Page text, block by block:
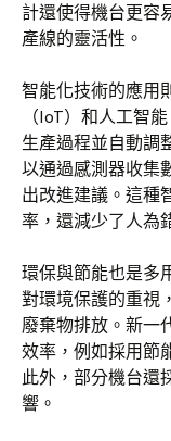
計還使得機台更容
產線的靈活性。
智能化技術的應用
（IoT）和人工智
生產過程並自動調
以通過感測器收集
出改進建議。這種
率，還減少了人為
環保與節能也是多
對環境保護的重視
廢棄物排放。新一
效率，例如採用節
此外，部分機台還
響。